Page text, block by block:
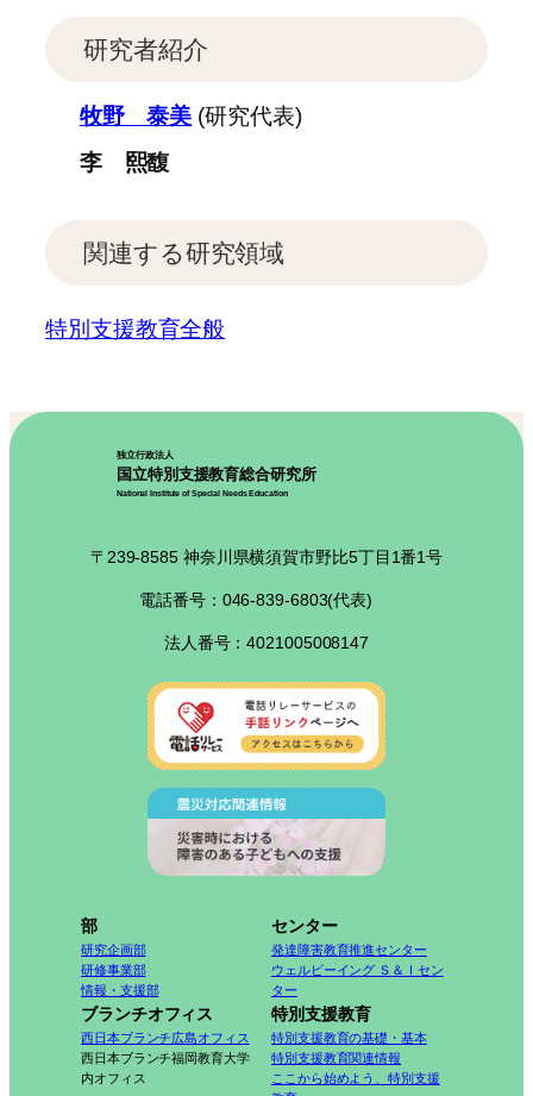
研究者紹介
牧野 泰美 (研究代表)
李 熙馥
関連する研究領域
特別支援教育全般
独立行政法人
国立特別支援教育総合研究所
National Institute of Special Needs Education
〒239-8585 神奈川県横須賀市野比5丁目1番1号
電話番号：046-839-6803(代表)
法人番号：4021005008147
部
研究企画部
研修事業部
情報・支援部
センター
発達障害教育推進センター
ウェルビーイング Ｓ＆Ｉセン
ター
ブランチオフィス
西日本ブランチ広島オフィス
西日本ブランチ福岡教育大学
内オフィス
特別支援教育
特別支援教育の基礎・基本
特別支援教育関連情報
ここから始めよう、特別支援